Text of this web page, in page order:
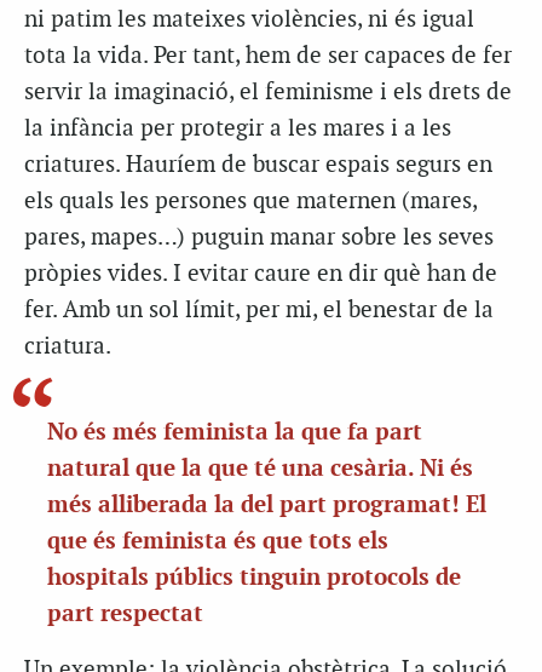
ni patim les mateixes violències, ni és igual
tota la vida. Per tant, hem de ser capaces de fer
servir la imaginació, el feminisme i els drets de
la infància per protegir a les mares i a les
criatures. Hauríem de buscar espais segurs en
els quals les persones que maternen (mares,
pares, mapes…) puguin manar sobre les seves
pròpies vides. I evitar caure en dir què han de
fer. Amb un sol límit, per mi, el benestar de la
criatura.
No és més feminista la que fa part
natural que la que té una cesària. Ni és
més alliberada la del part programat! El
que és feminista és que tots els
hospitals públics tinguin protocols de
part respectat